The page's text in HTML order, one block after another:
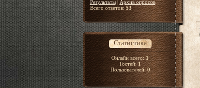
Результаты| Архив опросов
Всего ответов:53
Статистика
Онлайн всего:1
Гостей:1
Пользователей:0